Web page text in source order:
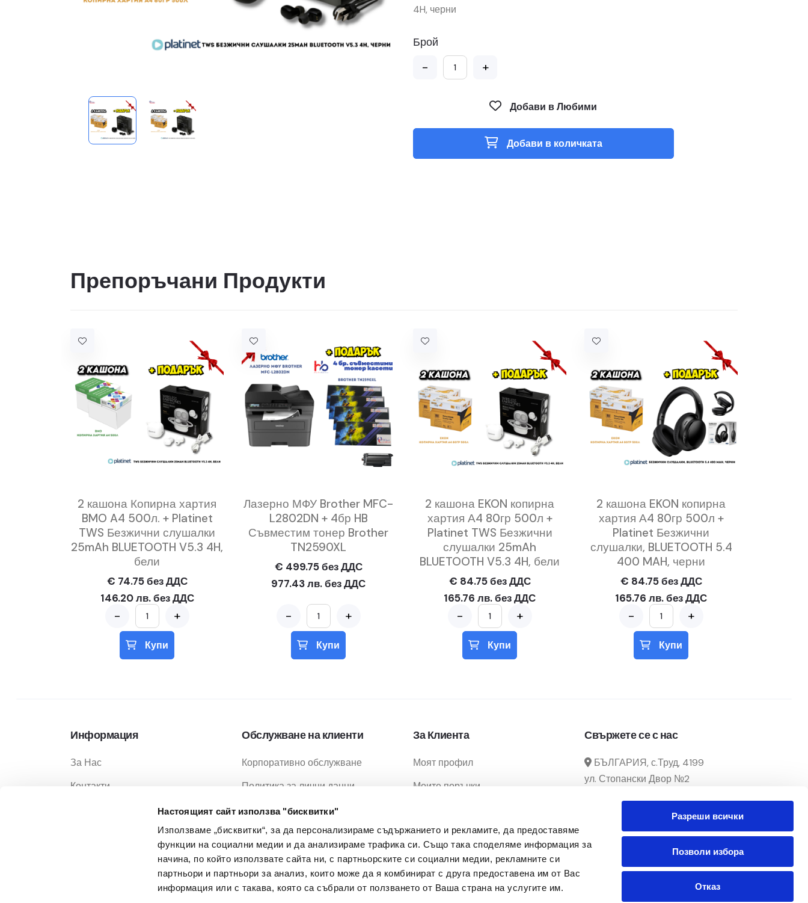
Настоящият сайт използва "бисквитки"
Използваме „бисквитки“, за да персонализираме съдържанието и рекламите, да предоставяме
функции на социални медии и да анализираме трафика си. Също така споделяме информация за
начина, по който използвате сайта ни, с партньорските си социални медии, рекламните си
партньори и партньори за анализ, които може да я комбинират с друга предоставена им от Вас
информация или с такава, която са събрали от ползването от Ваша страна на услугите им.
Разреши всички
Позволи избора
Отказ
4H, черни
Брой
- +
Добави в Любими
Добави в количката
Препоръчани Продукти
2 кашона Копирна хартия
BMO A4 500л. + Platinet
TWS Безжични слушалки
25mAh BLUETOOTH V5.3 4H,
бели
€ 74.75 без ДДС
146.20 лв. без ДДС
- +
Купи
Лазерно МФУ Brother MFC-
L2802DN + 4бр HB
Съвместим тонер Brother
TN2590XL
€ 499.75 без ДДС
977.43 лв. без ДДС
- +
Купи
2 кашона EKON копирна
хартия А4 80гр 500л +
Platinet TWS Безжични
слушалки 25mAh
BLUETOOTH V5.3 4H, бели
€ 84.75 без ДДС
165.76 лв. без ДДС
- +
Купи
2 кашона EKON копирна
хартия А4 80гр 500л +
Platinet Безжични
слушалки, BLUETOOTH 5.4
400 MAH, черни
€ 84.75 без ДДС
165.76 лв. без ДДС
- +
Купи
Информация
За Нас
Контакти
Обслужване на клиенти
Корпоративно обслужване
Политика за лични данни
Политика за бисквитки
Условия за ползване
Условия за доставка
Често Задавани Въпроси
За Клиента
Моят профил
Моите поръчки
Промоции
МОН Проекти
Свържете се с нас
БЪЛГАРИЯ, с.Труд, 4199
ул. Стопански Двор №2
manager@officecenter-
0882 166 292 / 032 39 29 02
Понеделник - Петък